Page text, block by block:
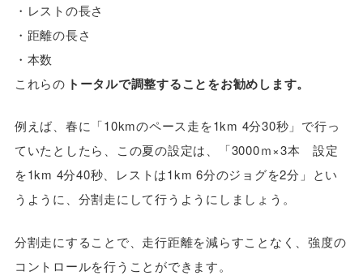
・レストの長さ
・距離の長さ
・本数
これらの トータルで調整することをお勧めします。
例えば、春に「10kmのペース走を1km 4分30秒」で行っ
ていたとしたら、この夏の設定は、「3000ｍ×3本 設定
を1km 4分40秒、レストは1km 6分のジョグを2分」とい
うように、分割走にして行うようにしましょう。
分割走にすることで、走行距離を減らすことなく、強度の
コントロールを行うことができます。